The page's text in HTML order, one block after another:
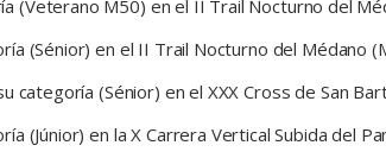
(Veterano M50) en el II Trail Nocturno del
(Sénior) en el II Trail Nocturno del Médano
categoría (Sénior) en el XXX Cross de San
(Júnior) en la X Carrera Vertical Subida del